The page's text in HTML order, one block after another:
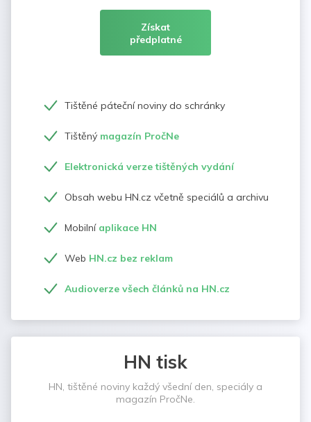
Získat
předplatné
Tištěné páteční noviny do schránky
Tištěný magazín PročNe
Elektronická verze tištěných vydání
Obsah webu HN.cz včetně speciálů a archivu
Mobilní aplikace HN
Web HN.cz bez reklam
Audioverze všech článků na HN.cz
HN tisk
HN, tištěné noviny každý všední den, speciály a
magazín PročNe.